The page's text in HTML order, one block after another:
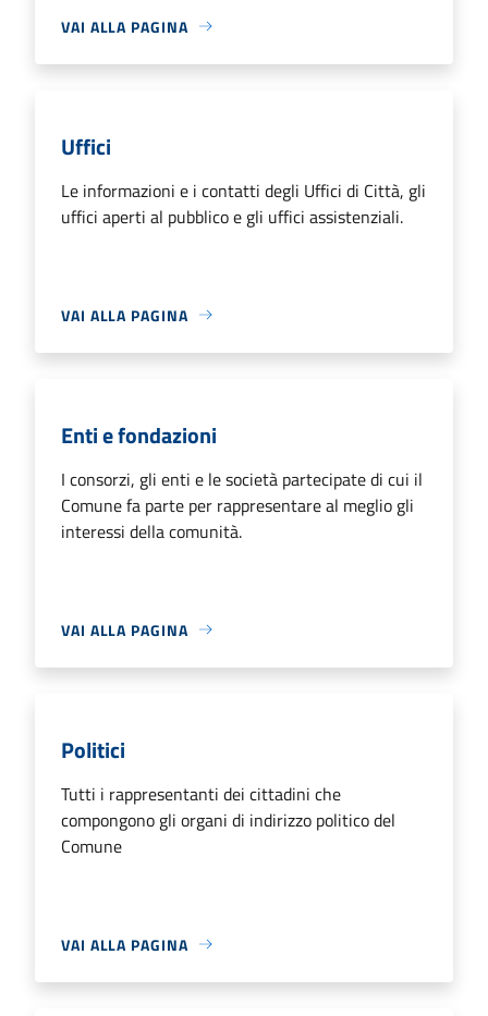
VAI ALLA PAGINA
Uffici
Le informazioni e i contatti degli Uffici di Città, gli
uffici aperti al pubblico e gli uffici assistenziali.
VAI ALLA PAGINA
Enti e fondazioni
I consorzi, gli enti e le società partecipate di cui il
Comune fa parte per rappresentare al meglio gli
interessi della comunità.
VAI ALLA PAGINA
Politici
Tutti i rappresentanti dei cittadini che
compongono gli organi di indirizzo politico del
Comune
VAI ALLA PAGINA